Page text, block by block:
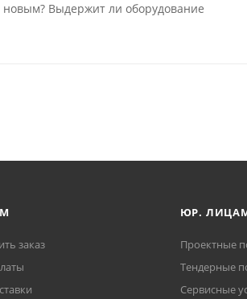
Выдержит ли оборудование
заказ
ЮР.
Проектные
Тендерные
Сервисные